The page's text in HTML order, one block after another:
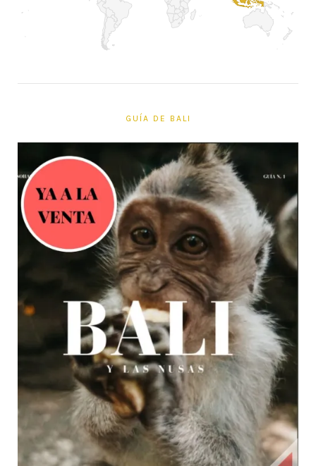
GUÍA DE BALI